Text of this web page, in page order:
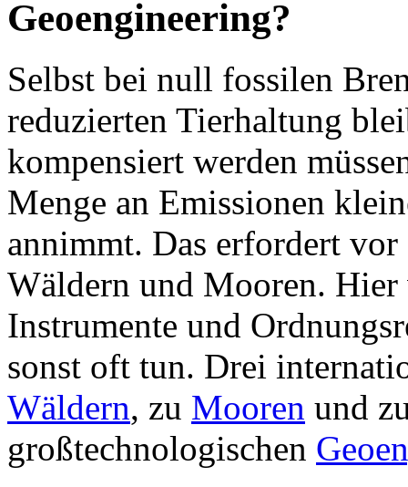
Geoengineering?
Selbst bei null fossilen
reduzierten Tierhaltung
kompensiert werden
Menge an Emissionen
annimmt. Das erfordert
Wäldern und Mooren.
Instrumente und
sonst oft tun. Drei
Wäldern, zu Mooren und
großtechnologischen